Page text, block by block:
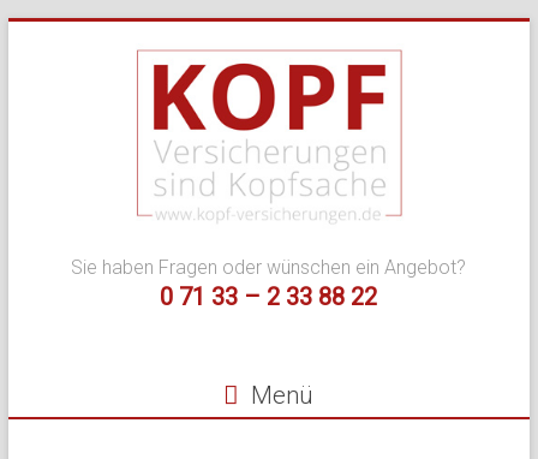
Kopf
Versicherungen
Sie haben Fragen oder wünschen ein Angebot?
0 71 33 – 2 33 88 22
Menü